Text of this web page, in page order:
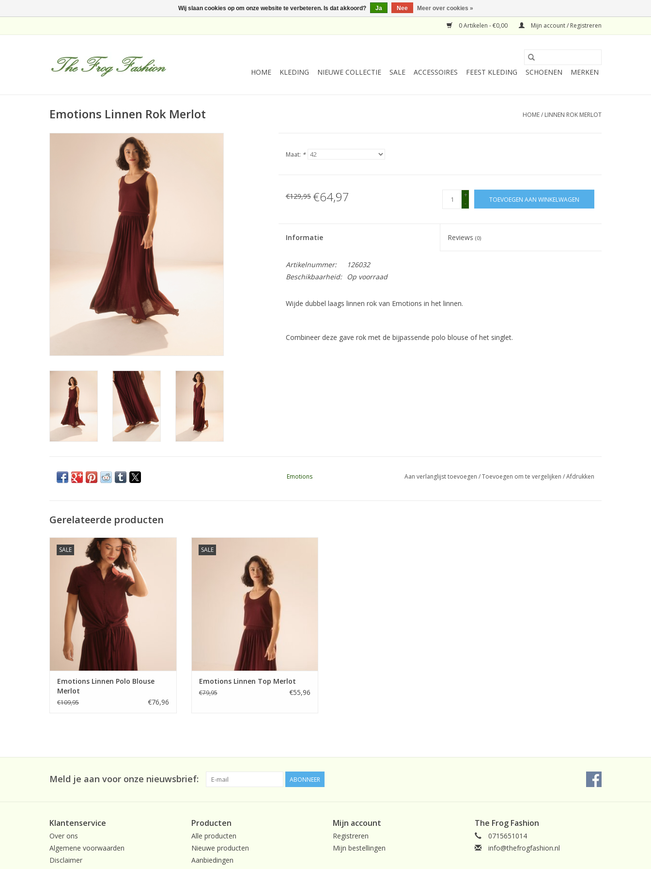
0 Artikelen - €0,00 Mijn account / Registreren
HOME KLEDING NIEUWE COLLECTIE SALE ACCESSOIRES FEEST KLEDING SCHOENEN MERKEN
Emotions Linnen Rok Merlot HOME/ LINNEN ROK MERLOT
Maat: *
€129,95 €64,97
+
-
TOEVOEGEN AAN WINKELWAGEN
Informatie Reviews(0)
Artikelnummer:
126032
Beschikbaarheid:
Op voorraad
Wijde dubbel laags linnen rok van Emotions in het linnen.
Combineer deze gave rok met de bijpassende polo blouse of het singlet.
Emotions Aan verlanglijst toevoegen /Toevoegen om te vergelijken /Afdrukken
Gerelateerde producten
SALE
Emotions Linnen Polo Blouse Merlot
TOEVOEGEN AAN WINKELWAGEN
Emotions Linnen Polo Blouse
Merlot
€109,95 €76,96
SALE
TOEVOEGEN AAN WINKELWAGEN
Emotions Linnen Top Merlot
€79,95 €55,96
Meld je aan voor onze nieuwsbrief: ABONNEER
Klantenservice
Over ons
Algemene voorwaarden
Disclaimer
Producten
Alle producten
Nieuwe producten
Aanbiedingen
Mijn account
Registreren
Mijn bestellingen
The Frog Fashion
0715651014
info@thefrogfashion.nl
Wij slaan cookies op om onze website te verbeteren. Is dat akkoord? Ja Nee Meer over cookies »